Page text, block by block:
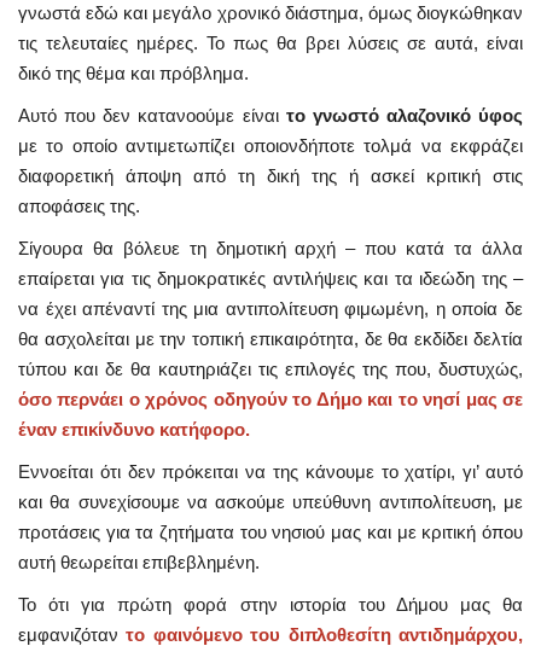
γνωστά εδώ και μεγάλο χρονικό διάστημα, όμως διογκώθηκαν
τις τελευταίες ημέρες. Το πως θα βρει λύσεις σε αυτά, είναι
δικό της θέμα και πρόβλημα.
Αυτό που δεν κατανοούμε είναιτο γνωστό αλαζονικό ύφος
με το οποίο αντιμετωπίζει οποιονδήποτε τολμά να εκφράζει
διαφορετική άποψη από τη δική της ή ασκεί κριτική στις
αποφάσεις της.
Σίγουρα θα βόλευε τη δημοτική αρχή – που κατά τα άλλα
επαίρεται για τις δημοκρατικές αντιλήψεις και τα ιδεώδη της –
να έχει απέναντί της μια αντιπολίτευση φιμωμένη, η οποία δε
θα ασχολείται με την τοπική επικαιρότητα, δε θα εκδίδει δελτία
τύπου και δε θα καυτηριάζει τις επιλογές της που, δυστυχώς,
όσο περνάει ο χρόνος οδηγούν το Δήμο και το νησί μας σε
έναν επικίνδυνο κατήφορο.
Εννοείται ότι δεν πρόκειται να της κάνουμε το χατίρι, γι’ αυτό
και θα συνεχίσουμε να ασκούμε υπεύθυνη αντιπολίτευση, με
προτάσεις για τα ζητήματα του νησιού μας και με κριτική όπου
αυτή θεωρείται επιβεβλημένη.
Το ότι για πρώτη φορά στην ιστορία του Δήμου μας θα
εμφανιζόταν το φαινόμενο του διπλοθεσίτη αντιδημάρχου,